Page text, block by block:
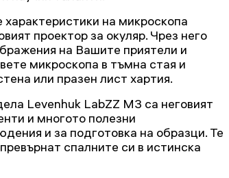
на микроскопа
проектор за окуляр. Чрез него
на Вашите приятели и
микроскопа в тъмна стая и
или празен лист хартия.
Levenhuk LabZZ M3 са неговият
и многото полезни
и за подготовка на образци. Те
спалните си в истинска